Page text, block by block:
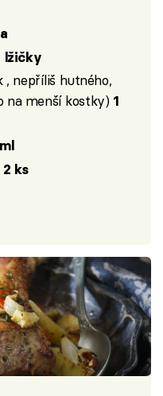
lžičky
, nepříliš hutného,
na menší kostky) 1
2 ks